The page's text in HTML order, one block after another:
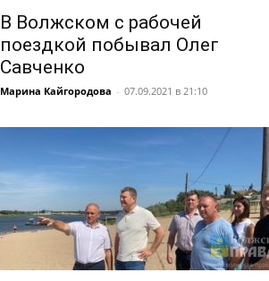
В Волжском с рабочей
поездкой побывал Олег
Савченко
Марина Кайгородова - 07.09.2021 в 21:10